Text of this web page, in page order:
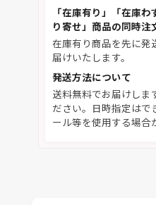
「在庫有り」「在庫
り寄せ」商品の同時注
在庫有り商品を先に発
届けいたします。
発送方法について
送料無料でお届けしま
ださい。日時指定はで
ール等を使用する場合